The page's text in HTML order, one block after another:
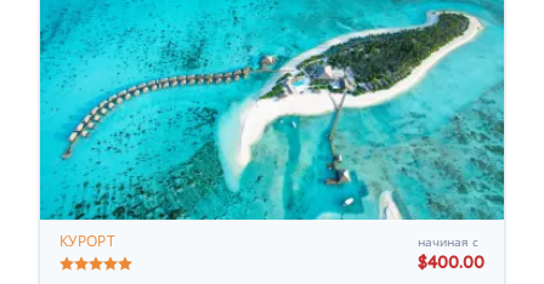
КУРОРТ начиная с
$400.00